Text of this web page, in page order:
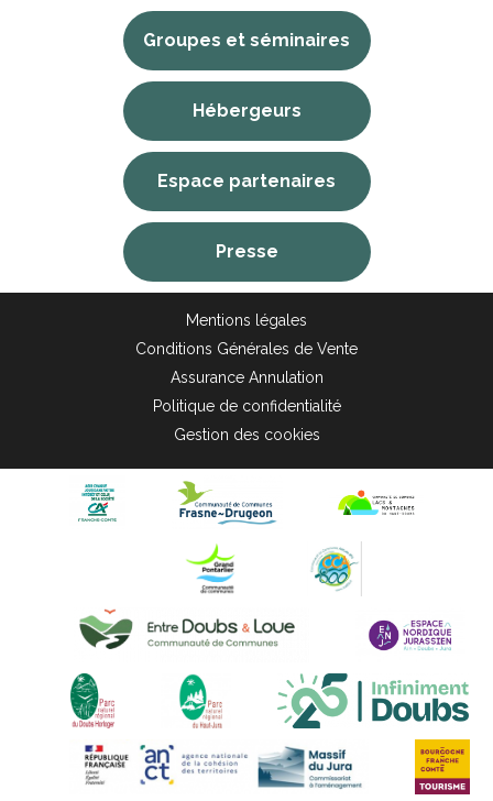
Groupes et séminaires
Hébergeurs
Espace partenaires
Presse
Mentions légales
Conditions Générales de Vente
Assurance Annulation
Politique de confidentialité
Gestion des cookies